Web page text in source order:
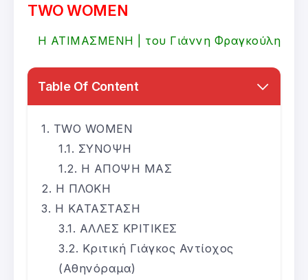
TWO WOMEN
Η ΑΤΙΜΑΣΜΕΝΗ | του Γιάννη Φραγκούλη
Table Of Content
TWO WOMEN
ΣΥΝΟΨΗ
Η ΑΠΟΨΗ ΜΑΣ
Η ΠΛΟΚΗ
Η ΚΑΤΑΣΤΑΣΗ
ΑΛΛΕΣ ΚΡΙΤΙΚΕΣ
Κριτική Γιάγκος Αντίοχος
(Αθηνόραμα)